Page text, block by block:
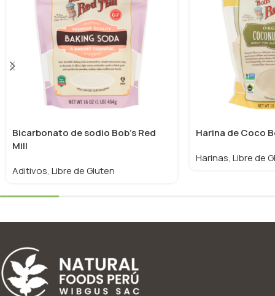
Bicarbonato de sodio Bob’s Red
Mill
Aditivos, Libre de Gluten
Harina de Coco
Harinas, Libre de